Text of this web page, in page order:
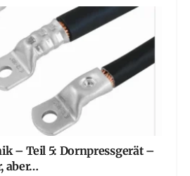
– Teil 5: Dornpressgerät –
aber…